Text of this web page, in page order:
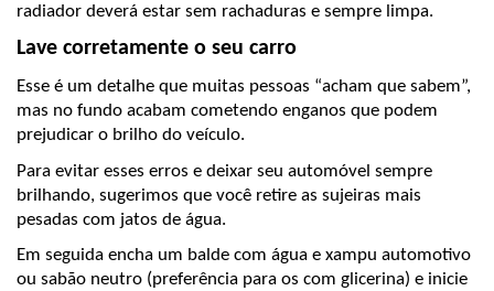
radiador deverá estar sem rachaduras e sempre limpa.
Lave corretamente o seu carro
Esse é um detalhe que muitas pessoas “acham que sabem”,
mas no fundo acabam cometendo enganos que podem
prejudicar o brilho do veículo.
Para evitar esses erros e deixar seu automóvel sempre
brilhando, sugerimos que você retire as sujeiras mais
pesadas com jatos de água.
Em seguida encha um balde com água e xampu automotivo
ou sabão neutro (preferência para os com glicerina) e inicie